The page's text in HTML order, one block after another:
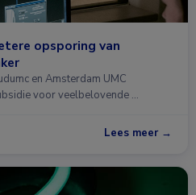
opsporing van
en Amsterdam UMC
voor veelbelovende …
Lees meer →